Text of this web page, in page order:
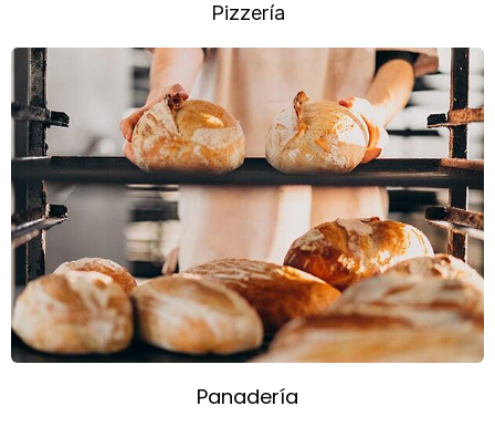
Pizzería
Panadería